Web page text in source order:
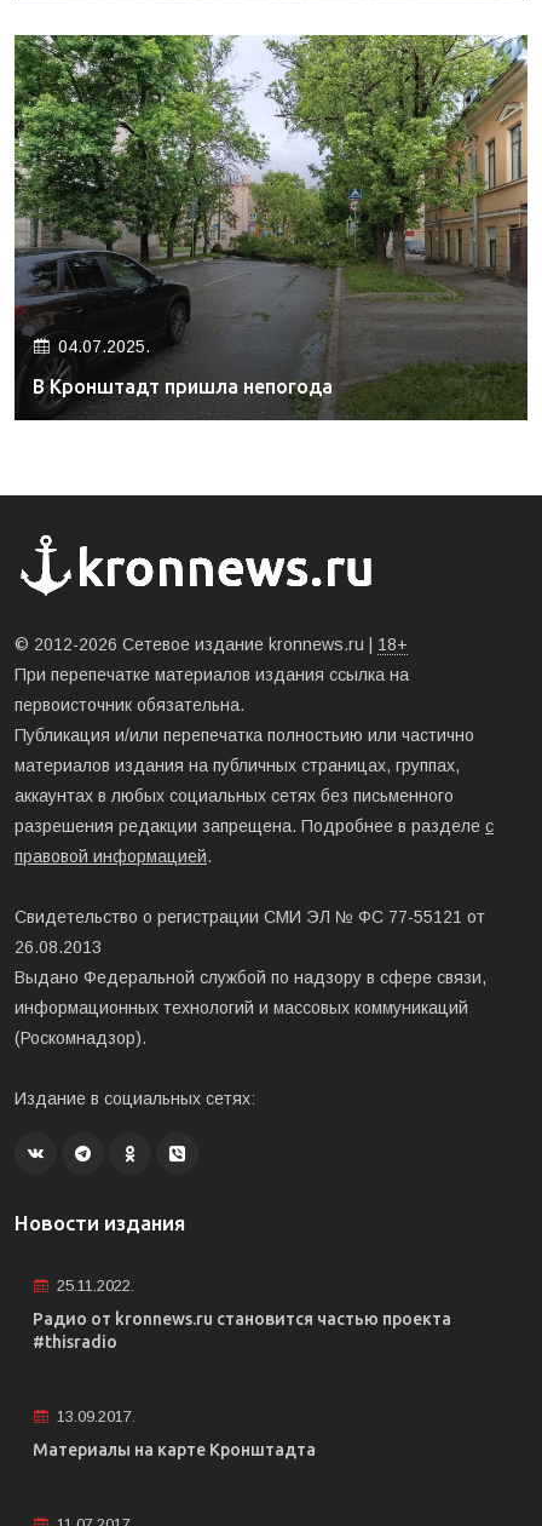
04.07.2025.
В Кронштадт пришла непогода
© 2012-2026 Сетевое издание kronnews.ru | 18+
При перепечатке материалов издания ссылка на
первоисточник обязательна.
Публикация и/или перепечатка полностьию или частично
материалов издания на публичных страницах, группах,
аккаунтах в любых социальных сетях без письменного
разрешения редакции запрещена. Подробнее в разделе с
правовой информацией.
Свидетельство о регистрации СМИ ЭЛ № ФС 77-55121 от
26.08.2013
Выдано Федеральной службой по надзору в сфере связи,
информационных технологий и массовых коммуникаций
(Роскомнадзор).
Издание в социальных сетях:
Новости издания
25.11.2022.
Радио от kronnews.ru становится частью проекта
#thisradio
13.09.2017.
Материалы на карте Кронштадта